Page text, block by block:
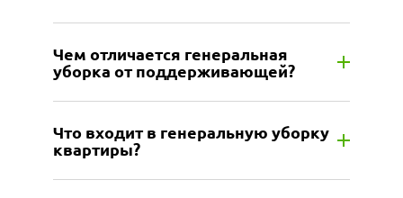
Чем отличается генеральная
уборка от поддерживающей?
Что входит в генеральную уборку
квартиры?